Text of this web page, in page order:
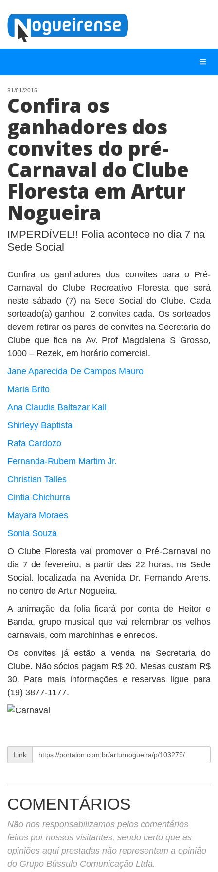
NOTÍCIAS
LISTA DIGITAL
TELEFONES ÚTEIS
CONTATO
ANUNCIE
31/01/2015
Confira os
ganhadores dos
convites do pré-
Carnaval do Clube
Floresta em Artur
Nogueira
IMPERDÍVEL!! Folia acontece no dia 7 na
Sede Social
Confira os ganhadores dos convites para o Pré-
Carnaval do Clube Recreativo Floresta que será
neste sábado (7) na Sede Social do Clube. Cada
sorteado(a) ganhou 2 convites cada. Os sorteados
devem retirar os pares de convites na Secretaria do
Clube que fica na Av. Prof Magdalena S Grosso,
1000 – Rezek, em horário comercial.
Jane Aparecida De Campos Mauro
Maria Brito
Ana Claudia Baltazar Kall
Shirleyy Baptista
Rafa Cardozo
Fernanda-Rubem Martim Jr.
Christian Talles
Cintia Chichurra
Mayara Moraes
Sonia Souza
O Clube Floresta vai promover o Pré-Carnaval no
dia 7 de fevereiro, a partir das 22 horas, na Sede
Social, localizada na Avenida Dr. Fernando Arens,
no centro de Artur Nogueira.
A animação da folia ficará por conta de Heitor e
Banda, grupo musical que vai relembrar os velhos
carnavais, com marchinhas e enredos.
Os convites já estão a venda na Secretaria do
Clube. Não sócios pagam R$ 20. Mesas custam R$
30. Para mais informações e reservas ligue para
(19) 3877-1177.
Link
COMENTÁRIOS
Não nos responsabilizamos pelos comentários
feitos por nossos visitantes, sendo certo que as
opiniões aqui prestadas não representam a opinião
do Grupo Bússulo Comunicação Ltda.